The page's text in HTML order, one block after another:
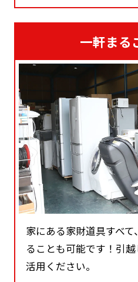
一軒まる
家にある家財道具すべ
ることも可能です！引
活用ください。